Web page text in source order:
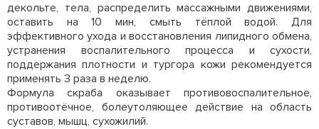
декольте, тела, распределить массажными движениями,
оставить на 10 мин, смыть тёплой водой. Для
эффективного ухода и восстановления липидного обмена,
устранения воспалительного процесса и сухости,
поддержания плотности и тургора кожи рекомендуется
применять 3 раза в неделю.
Формула скраба оказывает противовоспалительное,
противоотёчное, болеутоляющее действие на область
суставов, мышц, сухожилий.